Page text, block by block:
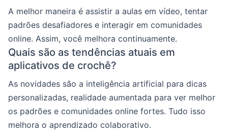
A melhor maneira é assistir a aulas em vídeo, tentar
padrões desafiadores e interagir em comunidades
online. Assim, você melhora continuamente.
Quais são as tendências atuais em
aplicativos de crochê?
As novidades são a inteligência artificial para dicas
personalizadas, realidade aumentada para ver melhor
os padrões e comunidades online fortes. Tudo isso
melhora o aprendizado colaborativo.